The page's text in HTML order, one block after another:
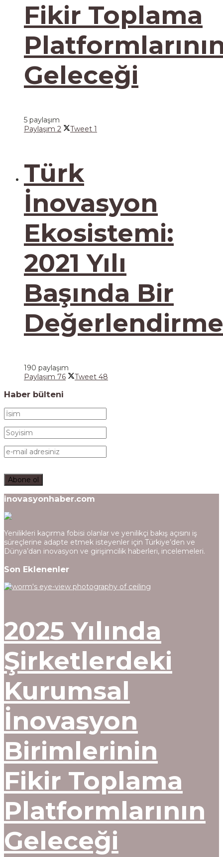
Fikir Toplama
Geleceği
5 paylaşım
Paylaşım 2 Tweet 1
Türk
İnovasyon
Ekosistemi:
2021 Yılı
Başında Bir
Değerlendirme
190 paylaşım
Paylaşım 76 Tweet 48
Haber bülteni
inovasyonhaber.com
Yenilikleri kaçırma fobisi olanlar ve yenilikçi bakış açısını iş
süreçlerine adapte etmek isteyenler için Türkiye’den ve
Dünya’dan inovasyon ve girişimcilik haberleri, incelemeleri.
Son Eklenenler
2025 Yılında
Şirketlerdeki
Kurumsal
İnovasyon
Birimlerinin
Fikir Toplama
Platformlarının
Geleceği